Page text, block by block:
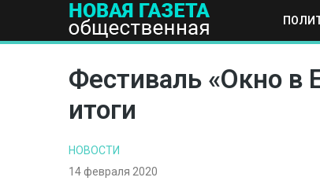
ПОЛИТИКА ОБЩЕСТВО ЭКОНОМИКА
Фестиваль «Окно в
итоги
НОВОСТИ
14 февраля 2020